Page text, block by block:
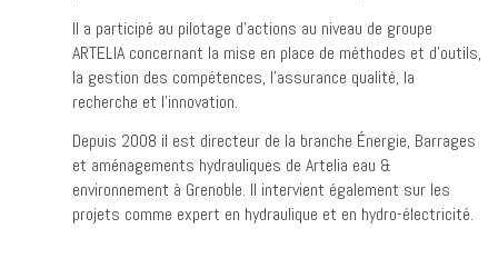
Il a participé au pilotage d’actions au niveau de groupe
ARTELIA concernant la mise en place de méthodes et d’outils,
la gestion des compétences, l’assurance qualité, la
recherche et l’innovation.
Depuis 2008 il est directeur de la branche Énergie, Barrages
et aménagements hydrauliques de Artelia eau &
environnement à Grenoble. Il intervient également sur les
projets comme expert en hydraulique et en hydro-électricité.